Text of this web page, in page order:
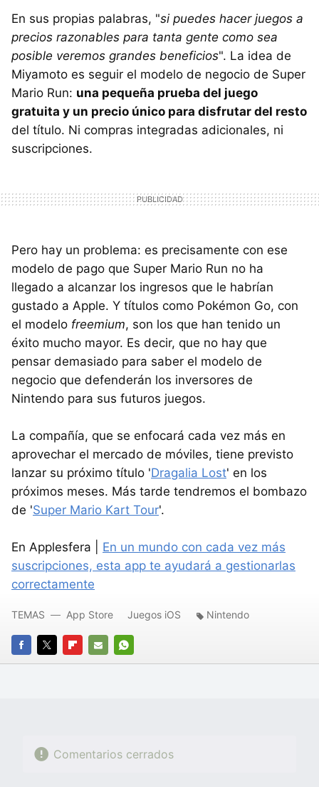
En sus propias palabras, "si puedes hacer juegos a
precios razonables para tanta gente como sea
posible veremos grandes beneficios". La idea de
Miyamoto es seguir el modelo de negocio de Super
Mario Run: una pequeña prueba del juego
gratuita y un precio único para disfrutar del resto
del título. Ni compras integradas adicionales, ni
suscripciones.
Pero hay un problema: es precisamente con ese
modelo de pago que Super Mario Run no ha
llegado a alcanzar los ingresos que le habrían
gustado a Apple. Y títulos como Pokémon Go, con
el modelo freemium, son los que han tenido un
éxito mucho mayor. Es decir, que no hay que
pensar demasiado para saber el modelo de
negocio que defenderán los inversores de
Nintendo para sus futuros juegos.
La compañía, que se enfocará cada vez más en
aprovechar el mercado de móviles, tiene previsto
lanzar su próximo título 'Dragalia Lost' en los
próximos meses. Más tarde tendremos el bombazo
de 'Super Mario Kart Tour'.
En Applesfera | En un mundo con cada vez más
suscripciones, esta app te ayudará a gestionarlas
correctamente
FACEBOOK
TWITTERFLIPBOARD
E-
WHATSAPP
TEMAS App Store Juegos iOS Nintendo
Comentarios cerrados